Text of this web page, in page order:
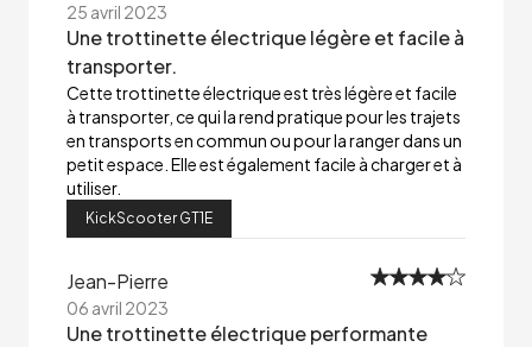
25 avril 2023
Une trottinette électrique légère et facile à
transporter.
Cette trottinette électrique est très légère et facile
à transporter, ce qui la rend pratique pour les trajets
en transports en commun ou pour la ranger dans un
petit espace. Elle est également facile à charger et à
utiliser.
KickScooter GT1E
Jean-Pierre
06 avril 2023
Une trottinette électrique performante